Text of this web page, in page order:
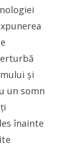
și
un somn
înainte